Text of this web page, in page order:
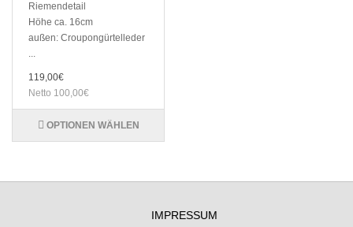
Riemendetail
Höhe ca. 16cm
außen: Croupongürtelleder
...
119,00€
Netto 100,00€
OPTIONEN WÄHLEN
IMPRESSUM